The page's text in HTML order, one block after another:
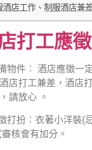
店工作、制服酒店兼
打工應徵
物件︰ 酒店應徵一
店打工兼差，酒店
請放心 。
打扮︰衣著小洋裝(
核會有加分。